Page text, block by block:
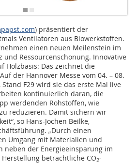
) präsentiert der
Ventilatoren aus Biowerkstoffen.
einen neuen Meilenstein im
und Ressourcenschonung. Innovative
Holzbasis: Das zeichnet die
der Hannover Messe vom 04. – 08.
F29 wird sie das erste Mal live
kontinuierlich daran, die
werdenden Rohstoffen, wie
reduzieren. Damit sichern wir
so Hans-Jochen Beilke,
„Durch einen
Umgang mit Materialien und
neben der Energieeinsparung im
beträchtliche CO2-